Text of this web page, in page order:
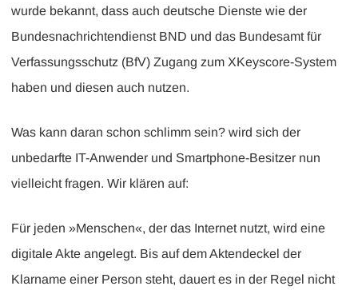
wurde bekannt, dass auch deutsche Dienste wie der
Bundesnachrichtendienst BND und das Bundesamt für
Verfassungsschutz (BfV) Zugang zum XKeyscore-System
haben und diesen auch nutzen.
Was kann daran schon schlimm sein? wird sich der
unbedarfte IT-Anwender und Smartphone-Besitzer nun
vielleicht fragen. Wir klären auf:
Für jeden »Menschen«, der das Internet nutzt, wird eine
digitale Akte angelegt. Bis auf dem Aktendeckel der
Klarname einer Person steht, dauert es in der Regel nicht